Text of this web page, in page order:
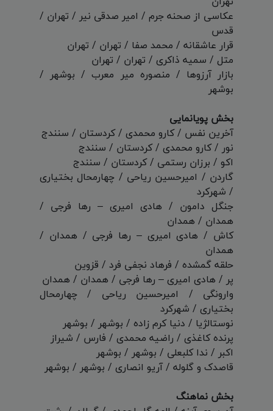
عکاسی از صحنه جرم / امیر صدقی نیر / تهران /
قدس
قرار عاشقانه / محمد صفا / تهران / تهران
متل / سمیه ذاکری / تهران / تهران
بازار آرزوها / منصوره میر معرب / بوشهر /
بوشهر
بخش پویانمایی
آخرین نفس / کارو محمدی / کردستان / سنندج
نور / کارو محمدی / کردستان / سنندج
اکو / برزان رستمی / کردستان / سنندج
گاردن / امیرحسین ریاحی / چهارمحال بختیاری
/ شهرکرد
جنگل دامون / هادی امیری – رها فرجی /
همدان / همدان
کاش / هادی امیری – رها فرجی / همدان /
همدان
حلقه گمشده / فرهاد نجفی فرد / قزوین
پر / هادی امیری – رها فرجی / همدان / همدان
وارونگی / امیرحسین ریاحی / چهارمحال
بختیاری / شهرکرد
نوستالژیا / دنیا کرم زاده / بوشهر / بوشهر
پرنده کاغذی / راضیه محمدی / فارس / شیراز
اکبر / ندا کلبعلی / بوشهر / بوشهر
قاصدک و گلوله / آریو انصاری / بوشهر / بوشهر
بخش نماهنگ